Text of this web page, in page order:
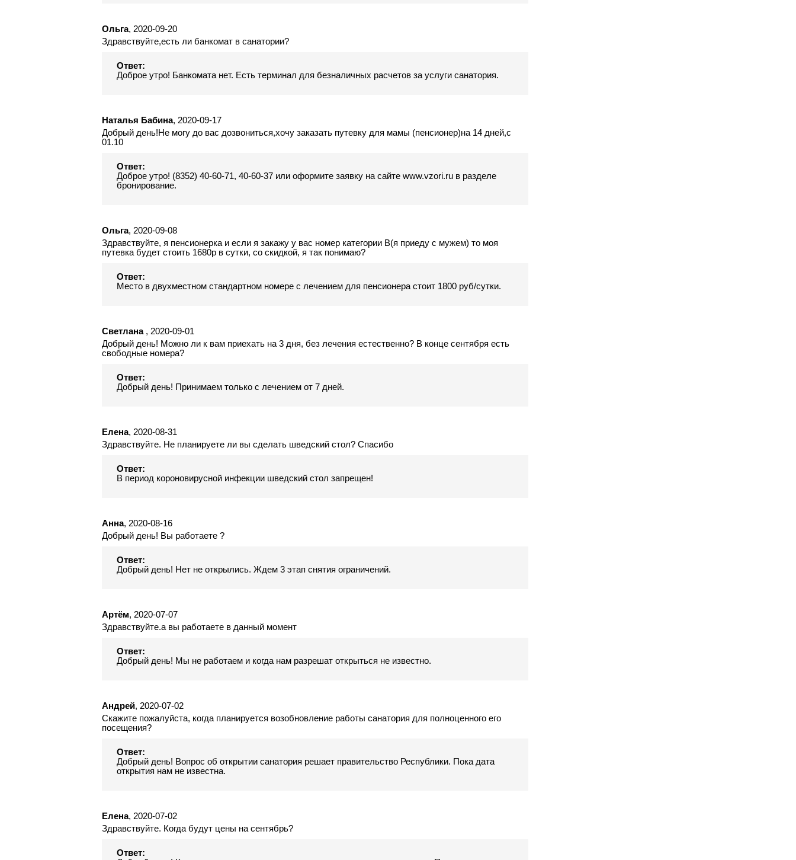
Ольга, 2020-09-20
Здравствуйте,есть ли банкомат в санатории?
Ответ:
Доброе утро! Банкомата нет. Есть терминал для безналичных расчетов за услуги санатория.
Наталья Бабина, 2020-09-17
Добрый день!Не могу до вас дозвониться,хочу заказать путевку для мамы (пенсионер)на 14 дней,с
01.10
Ответ:
Доброе утро! (8352) 40-60-71, 40-60-37 или оформите заявку на сайте www.vzori.ru в разделе
бронирование.
Ольга, 2020-09-08
Здравствуйте, я пенсионерка и если я закажу у вас номер категории В(я приеду с мужем) то моя
путевка будет стоить 1680р в сутки, со скидкой, я так понимаю?
Ответ:
Место в двухместном стандартном номере с лечением для пенсионера стоит 1800 руб/сутки.
Светлана , 2020-09-01
Добрый день! Можно ли к вам приехать на 3 дня, без лечения естественно? В конце сентября есть
свободные номера?
Ответ:
Добрый день! Принимаем только с лечением от 7 дней.
Елена, 2020-08-31
Здравствуйте. Не планируете ли вы сделать шведский стол? Спасибо
Ответ:
В период короновирусной инфекции шведский стол запрещен!
Анна, 2020-08-16
Добрый день! Вы работаете ?
Ответ:
Добрый день! Нет не открылись. Ждем 3 этап снятия ограничений.
Артём, 2020-07-07
Здравствуйте.а вы работаете в данный момент
Ответ:
Добрый день! Мы не работаем и когда нам разрешат открыться не известно.
Андрей, 2020-07-02
Скажите пожалуйста, когда планируется возобновление работы санатория для полноценного его
посещения?
Ответ:
Добрый день! Вопрос об открытии санатория решает правительство Республики. Пока дата
открытия нам не известна.
Елена, 2020-07-02
Здравствуйте. Когда будут цены на сентябрь?
Ответ: